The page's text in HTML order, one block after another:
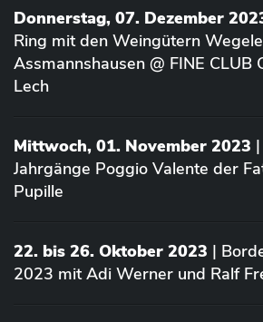
Donnerstag, 07. Dezember
Ring mit den Weingütern
Assmannshausen @ FINE CLUB
Lech
Mittwoch, 01. November 2023
Jahrgänge Poggio Valente der
Pupille
22. bis 26. Oktober 2023 |
2023 mit Adi Werner und Ralf